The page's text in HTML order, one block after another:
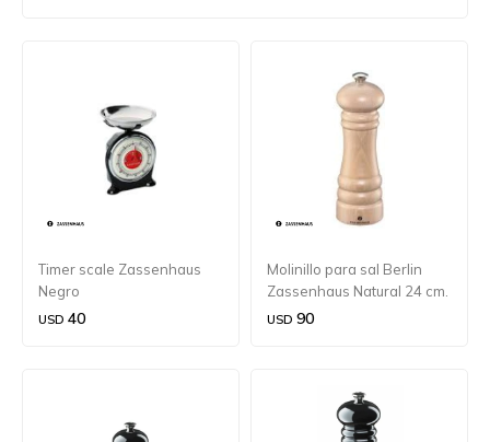
Timer scale Zassenhaus
Negro
USD 40
Molinillo para sal Berlin
Zassenhaus Natural 24 cm.
USD 90